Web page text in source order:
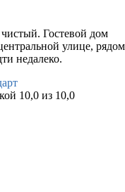
Гостевой дом
улице, рядом
недалеко.
10,0 из 10,0